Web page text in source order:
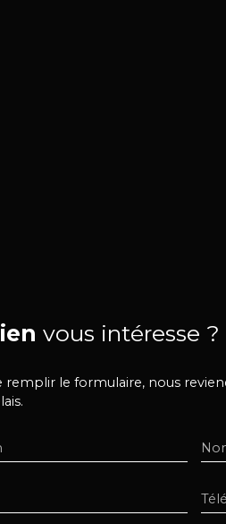
vous intéresse ?
remplir le formulaire, nous